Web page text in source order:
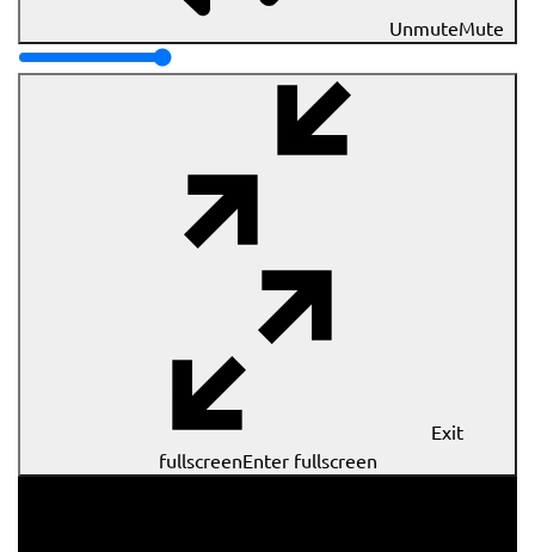
UnmuteMute
Exit
fullscreenEnter fullscreen